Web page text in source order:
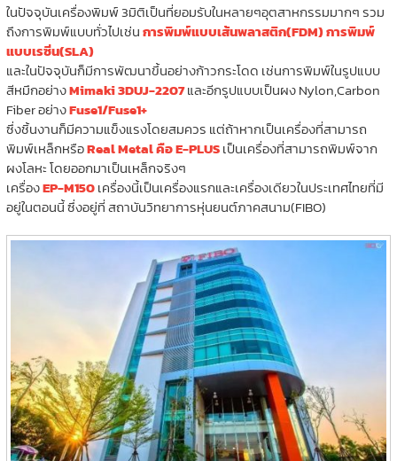
ในปัจจุบันเครื่องพิมพ์ 3มิติเป็นที่ยอมรับในหลายๆอุตสาหกรรมมากๆ รวม
ถึงการพิมพ์แบบทั่วไปเช่นการพิมพ์แบบเส้นพลาสติก(FDM)การพิมพ์
แบบเรซิ่น(SLA)
และในปัจจุบันก็มีการพัฒนาขึ้นอย่างก้าวกระโดด เช่นการพิมพ์ในรูปแบบ
สีหมึกอย่างMimaki 3DUJ-2207และอีกรูปแบบเป็นผง Nylon,Carbon
Fiber อย่างFuse1/Fuse1+
ซึ่งชิ้นงานก็มีความแข็งแรงโดยสมควร แต่ถ้าหากเป็นเครื่องที่สามารถ
พิมพ์เหล็กหรือReal Metal คือ E-PLUSเป็นเครื่องที่สามารถพิมพ์จาก
ผงโลหะ โดยออกมาเป็นเหล็กจริงๆ
เครื่องEP-M150เครื่องนี้เป็นเครื่องแรกและเครื่องเดียวในประเทศไทยที่มี
อยู่ในตอนนี้ ซึ่งอยู่ที่ สถาบันวิทยาการหุ่นยนต์ภาคสนาม(FIBO)